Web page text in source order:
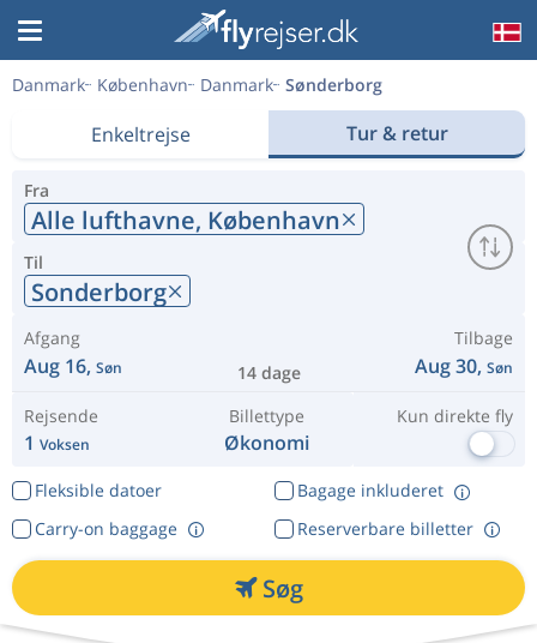
Danmark København Danmark Sønderborg
Enkeltrejse Tur & retur
Fra
Alle lufthavne, København
Til
Sonderborg
Afgang
Aug 16, Søn 14 dage
Tilbage
Aug 30, Søn
Rejsende
1 Voksen
Billettype
Økonomi
Kun direkte fly
Fleksible datoer
Bagage inkluderet
Reserverbare billetter
Carry-on baggage
Søg